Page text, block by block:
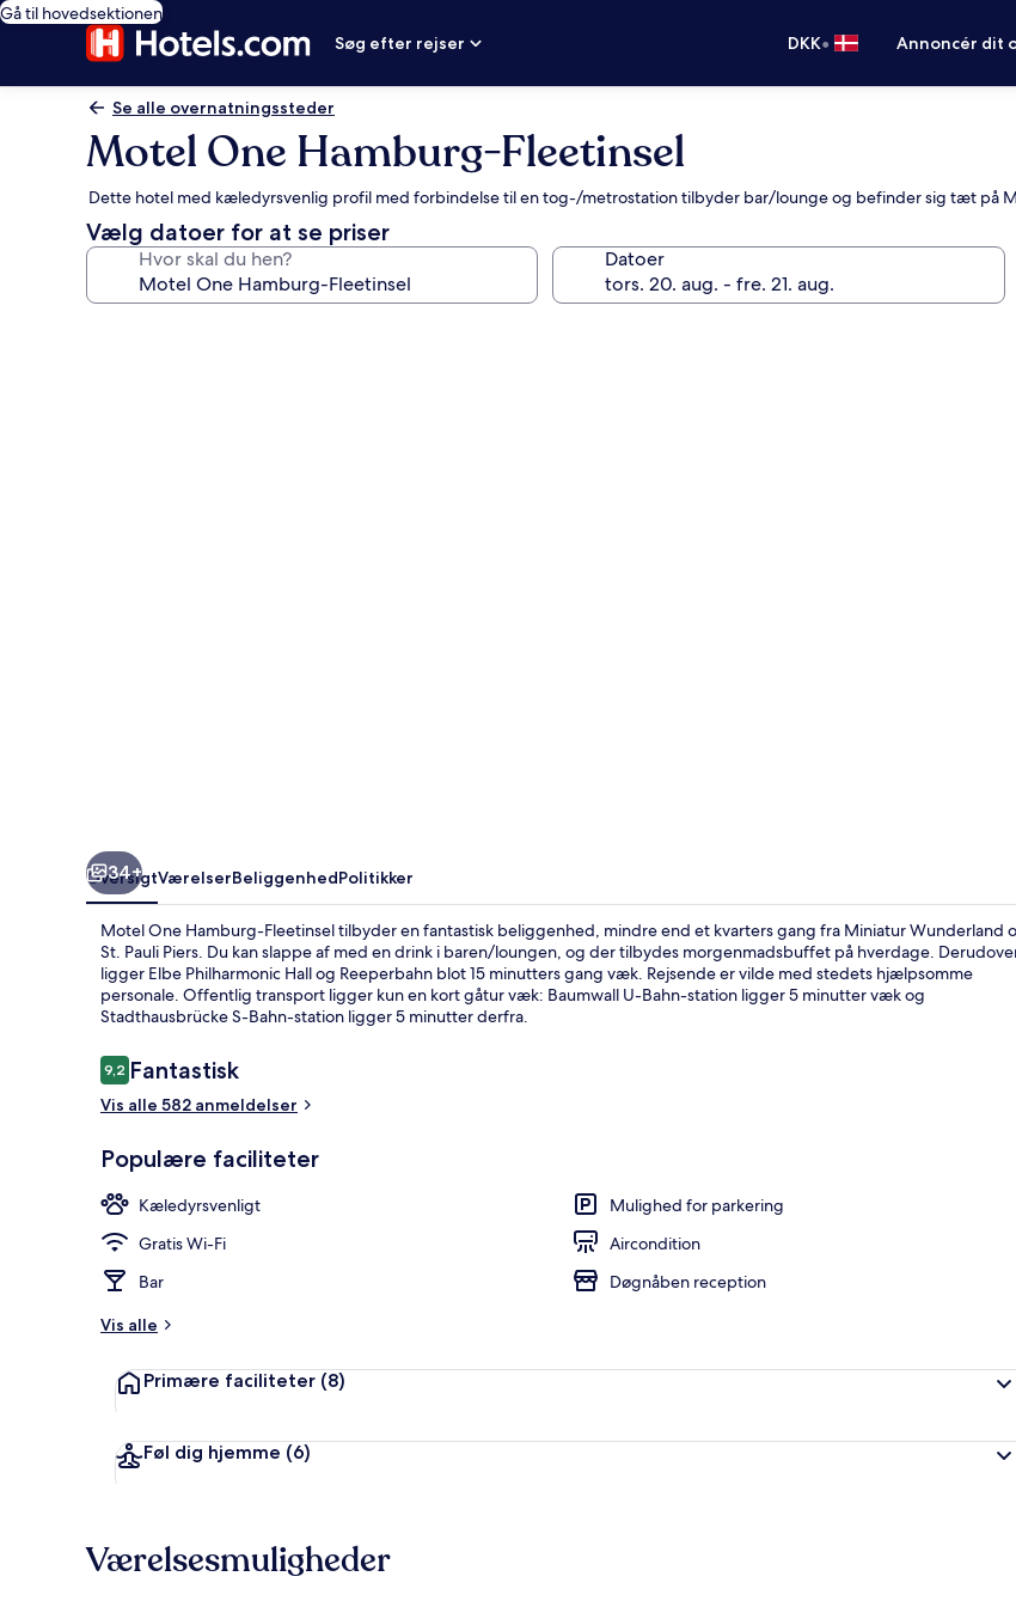
Gå til hovedsektionen
Søg efter rejser
DKK• Annoncér dit
Se alle overnatningssteder
Motel One Hamburg-Fleetinsel
Dette hotel med kæledyrsvenlig profil med forbindelse til en tog-/metrostation tilbyder bar/lounge og befinder sig tæt på
Vælg datoer for at se priser
Hvor skal du hen? Datoer
34+
OversigtVærelserBeliggenhedPolitikker
Motel One Hamburg-Fleetinsel tilbyder en fantastisk beliggenhed, mindre end et kvarters gang fra Miniatur Wunderland
St. Pauli Piers. Du kan slappe af med en drink i baren/loungen, og der tilbydes morgenmadsbuffet på hverdage.
ligger Elbe Philharmonic Hall og Reeperbahn blot 15 minutters gang væk. Rejsende er vilde med stedets hjælpsomme
personale. Offentlig transport ligger kun en kort gåtur væk: Baumwall U-Bahn-station ligger 5 minutter væk og
Stadthausbrücke S-Bahn-station ligger 5 minutter derfra.
Anmeldelser
9,29,2 ud af 10.
Fantastisk
Vis alle 582 anmeldelser
Populære faciliteter
Kæledyrsvenligt
Mulighed for parkering
Gratis Wi-Fi
Aircondition
Bar
Døgnåben reception
Vis alle
Primære faciliteter (8)
Føl dig hjemme (6)
Værelsesmuligheder